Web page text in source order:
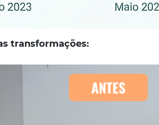
transformações: